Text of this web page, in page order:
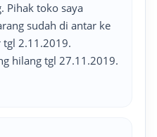
Pihak toko saya
sudah di antar ke
tgl 2.11.2019.
hilang tgl 27.11.2019.